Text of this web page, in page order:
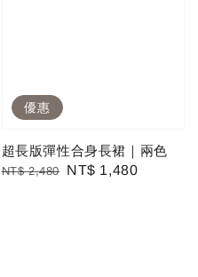
優惠
超長版彈性合身長裙｜兩色
Regular
NT$ 2,480
Sale
NT$ 1,480